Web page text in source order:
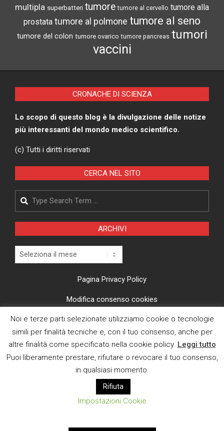
multipla superbatteri tumore tumore al cervello tumore alla
prostata tumore al polmone tumore al seno
tumore del colon tumore ovarico tumore pancreas tumori
vaccini
CRONACHE DI SCIENZA
Lo scopo di questo blog è la divulgazione delle notize
più interessanti del mondo medico scientifico.
(c) Tutti i diritti riservati
CERCA NEL SITO
Search
ARCHIVI
Archivi
Pagina Privacy Policy
Modifica consenso cookies
CI TROVI ANCHE SU
E MAIL
Noi e terze parti selezionate utilizziamo cookie o tecnologie
simili per finalità tecniche e, con il tuo consenso, anche per
altre finalità come specificato nella cookie policy. Leggi tutto
Puoi liberamente prestare, rifiutare o revocare il tuo consenso,
in qualsiasi momento.
Rifiuta
Impostazioni Cookie